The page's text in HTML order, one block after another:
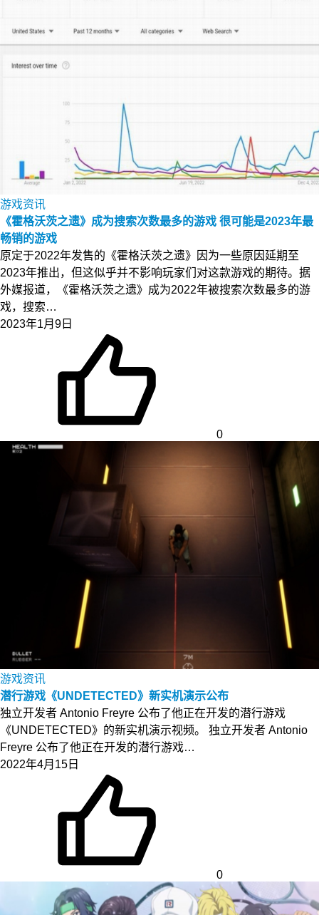
游戏资讯
《霍格沃茨之遗》成为搜索次数最多的游戏 很可能是2023年最
畅销的游戏
原定于2022年发售的《霍格沃茨之遗》因为一些原因延期至
2023年推出，但这似乎并不影响玩家们对这款游戏的期待。据
外媒报道，《霍格沃茨之遗》成为2022年被搜索次数最多的游
戏，搜索…
2023年1月9日
0
游戏资讯
潜行游戏《UNDETECTED》新实机演示公布
独立开发者 Antonio Freyre 公布了他正在开发的潜行游戏
《UNDETECTED》的新实机演示视频。 独立开发者 Antonio
Freyre 公布了他正在开发的潜行游戏…
2022年4月15日
0